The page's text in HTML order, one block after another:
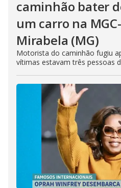
caminhão bater
um carro na
Mirabela (MG)
Motorista do caminhão fugiu
vítimas estavam três pessoas